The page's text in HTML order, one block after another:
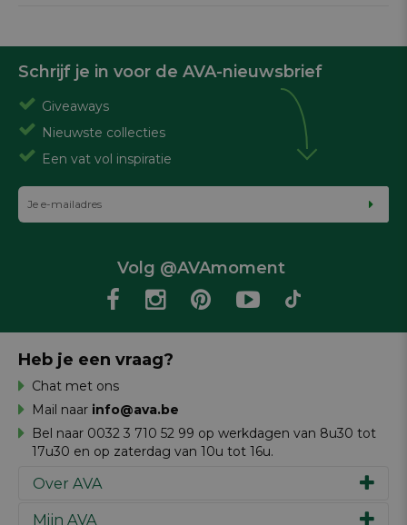
Schrijf je in voor de AVA-nieuwsbrief
Giveaways
Nieuwste collecties
Een vat vol inspiratie
Volg @AVAmoment
Over AVA
Ons verhaal
Mijn AVA
Heb je een vraag?
Chat met ons
Mail naar info@ava.be
Bel naar 0032 3 710 52 99 op werkdagen van 8u30 tot
17u30 en op zaterdag van 10u tot 16u.